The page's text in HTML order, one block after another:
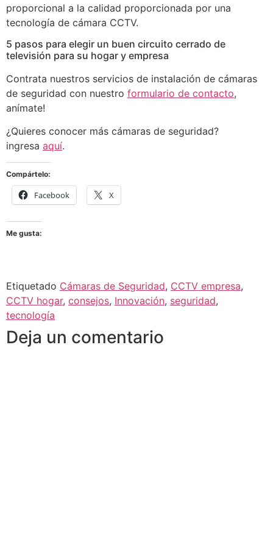
proporcional a la calidad proporcionada por una
tecnología de cámara CCTV.
5 pasos para elegir un buen circuito cerrado de
televisión para su hogar y empresa
Contrata nuestros servicios de instalación de cámaras
de seguridad con nuestro formulario de contacto,
anímate!
¿Quieres conocer más cámaras de seguridad?
ingresa aquí.
Compártelo:
Facebook X
Me gusta:
Etiquetado Cámaras de Seguridad, CCTV empresa,
CCTV hogar, consejos, Innovación, seguridad,
tecnología
Deja un comentario